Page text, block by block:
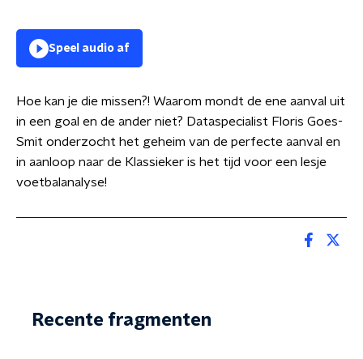
Speel audio af
Hoe kan je die missen?! Waarom mondt de ene aanval uit
in een goal en de ander niet? Dataspecialist Floris Goes-
Smit onderzocht het geheim van de perfecte aanval en
in aanloop naar de Klassieker is het tijd voor een lesje
voetbalanalyse!
Recente fragmenten